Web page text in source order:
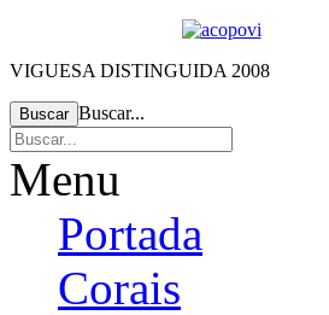
VIGUESA DISTINGUIDA 2008
Buscar Buscar...
Menu
Portada
Corais